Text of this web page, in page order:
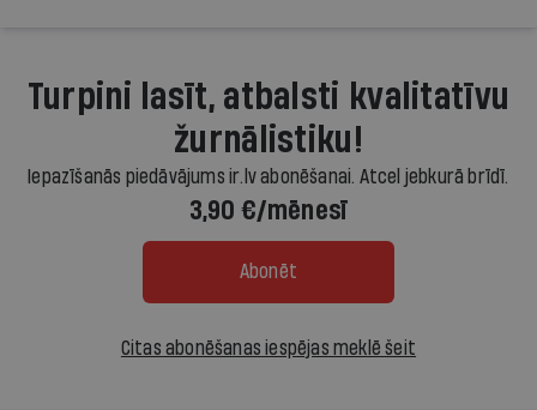
Turpini lasīt, atbalsti kvalitatīvu
žurnālistiku!
Iepazīšanās piedāvājums ir.lv abonēšanai. Atcel jebkurā brīdī.
3,90 €/mēnesī
Abonēt
Citas abonēšanas iespējas meklē šeit